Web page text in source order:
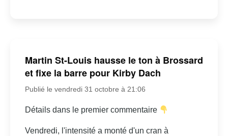
Martin St-Louis hausse le ton à Brossard
et fixe la barre pour Kirby Dach
Publié le vendredi 31 octobre à 21:06
Détails dans le premier commentaire
Vendredi, l'intensité a monté d'un cran à